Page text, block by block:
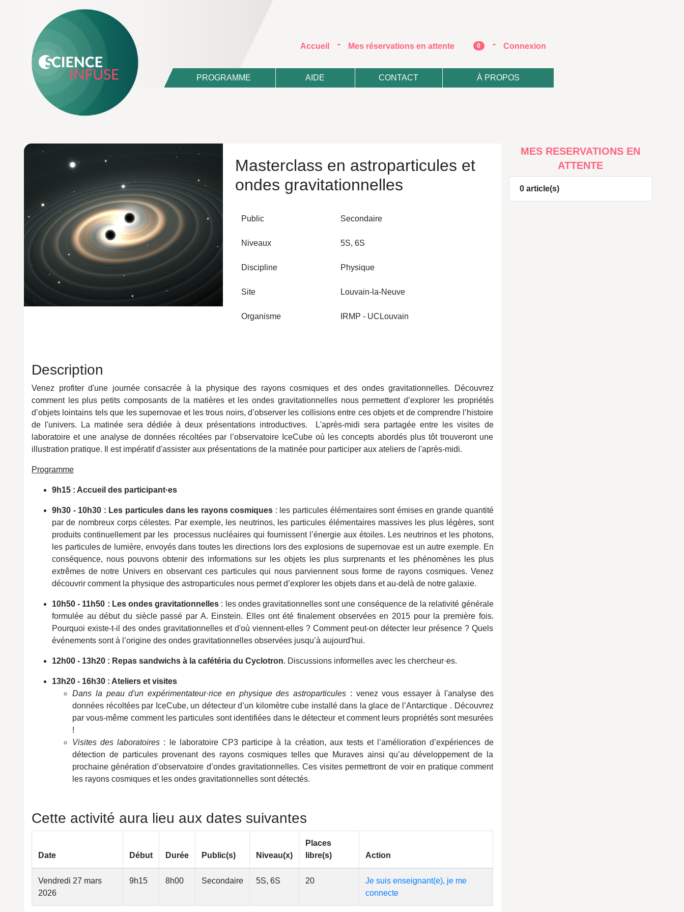
Connexion
-
Mes réservations en attente 0
-
Accueil(current)
À PROPOS
CONTACT
AIDE
PROGRAMME
Masterclass en astroparticules et
ondes gravitationnelles
Public Secondaire
Niveaux 5S, 6S
Discipline Physique
Site Louvain‑la‑Neuve
Organisme IRMP - UCLouvain
Description
Venez profiter d'une journée consacrée à la physique des rayons cosmiques et des ondes gravitationnelles. Découvrez
comment les plus petits composants de la matières et les ondes gravitationnelles nous permettent d’explorer les propriétés
d’objets lointains tels que les supernovae et les trous noirs, d’observer les collisions entre ces objets et de comprendre l’histoire
de l'univers. La matinée sera dédiée à deux présentations introductives. L'après-midi sera partagée entre les visites de
laboratoire et une analyse de données récoltées par l’observatoire IceCube où les concepts abordés plus tôt trouveront une
illustration pratique. Il est impératif d'assister aux présentations de la matinée pour participer aux ateliers de l'après-midi.
Programme
9h15 : Accueil des participant·es
9h30 - 10h30 : Les particules dans les rayons cosmiques : les particules élémentaires sont émises en grande quantité
par de nombreux corps célestes. Par exemple, les neutrinos, les particules élémentaires massives les plus légères, sont
produits continuellement par les processus nucléaires qui fournissent l’énergie aux étoiles. Les neutrinos et les photons,
les particules de lumière, envoyés dans toutes les directions lors des explosions de supernovae est un autre exemple. En
conséquence, nous pouvons obtenir des informations sur les objets les plus surprenants et les phénomènes les plus
extrêmes de notre Univers en observant ces particules qui nous parviennent sous forme de rayons cosmiques. Venez
découvrir comment la physique des astroparticules nous permet d’explorer les objets dans et au-delà de notre galaxie.
10h50 - 11h50 : Les ondes gravitationnelles : l es ondes gravitationnelles sont une conséquence de la relativité générale
formulée au début du siècle passé par A. Einstein. Elles ont été finalement observées en 2015 pour la première fois.
Pourquoi existe-t-il des ondes gravitationnelles et d'où viennent-elles ? Comment peut-on détecter leur présence ? Quels
événements sont à l’origine des ondes gravitationnelles observées jusqu’à aujourd'hui.
12h00 - 13h20 : Repas sandwichs à la cafétéria du Cyclotron. Discussions informelles avec les chercheur·es.
13h20 - 16h30 : Ateliers et visites
Dans la peau d'un expérimentateur·rice en physique des astroparticules : venez vous essayer à l'analyse des
données récoltées par IceCube, un détecteur d’un kilomètre cube installé dans la glace de l’Antarctique . Découvrez
par vous-même comment les particules sont identifiées dans le détecteur et comment leurs propriétés sont mesurées
!
Visites des laboratoires : le laboratoire CP3 participe à la création, aux tests et l’amélioration d’expériences de
détection de particules provenant des rayons cosmiques telles que Muraves ainsi qu’au développement de la
prochaine génération d’observatoire d’ondes gravitationnelles. Ces visites permettront de voir en pratique comment
les rayons cosmiques et les ondes gravitationnelles sont détectés.
Cette activité aura lieu aux dates suivantes
Date Début Durée Public(s) Niveau(x)
Places
libre(s)
Action
Vendredi 27 mars
2026
9h15 8h00 Secondaire 5S, 6S 20
Je suis enseignant(e), je me
connecte
MES RESERVATIONS EN
ATTENTE
0 article(s)